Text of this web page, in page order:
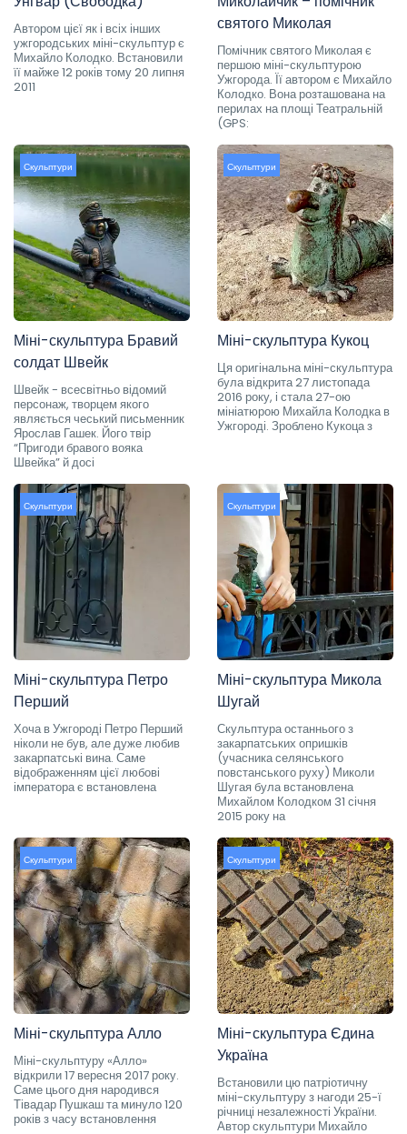
Автором цієї як і всіх інших
ужгородських міні-скульптур є
Михайло Колодко. Встановили
її майже 12 років тому 20 липня
2011
святого Миколая
Помічник святого Миколая є
першою міні-скульптурою
Ужгорода. Її автором є Михайло
Колодко. Вона розташована на
перилах на площі Театральній
(GPS:
Скульптури
Міні-скульптура Бравий
солдат Швейк
Швейк - всесвітньо відомий
персонаж, творцем якого
являється чеський письменник
Ярослав Гашек. Його твір
“Пригоди бравого вояка
Швейка” й досі
Скульптури
Міні-скульптура Кукоц
Ця оригінальна міні-скульптура
була відкрита 27 листопада
2016 року, і стала 27-ою
мініатюрою Михайла Колодка в
Ужгороді. Зроблено Кукоца з
Скульптури
Міні-скульптура Петро
Перший
Хоча в Ужгороді Петро Перший
ніколи не був, але дуже любив
закарпатські вина. Саме
відображенням цієї любові
імператора є встановлена
Скульптури
Міні-скульптура Микола
Шугай
Скульптура останнього з
закарпатських опришків
(учасника селянського
повстанського руху) Миколи
Шугая була встановлена
Михайлом Колодком 31 січня
2015 року на
Скульптури
Міні-скульптура Алло
Міні-скульптуру «Алло»
відкрили 17 вересня 2017 року.
Саме цього дня народився
Тівадар Пушкаш та минуло 120
років з часу встановлення
Скульптури
Міні-скульптура Єдина
Україна
Встановили цю патріотичну
міні-скульптуру з нагоди 25-ї
річниці незалежності України.
Автор скульптури Михайло